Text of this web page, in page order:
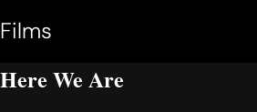
Films
Here We Are